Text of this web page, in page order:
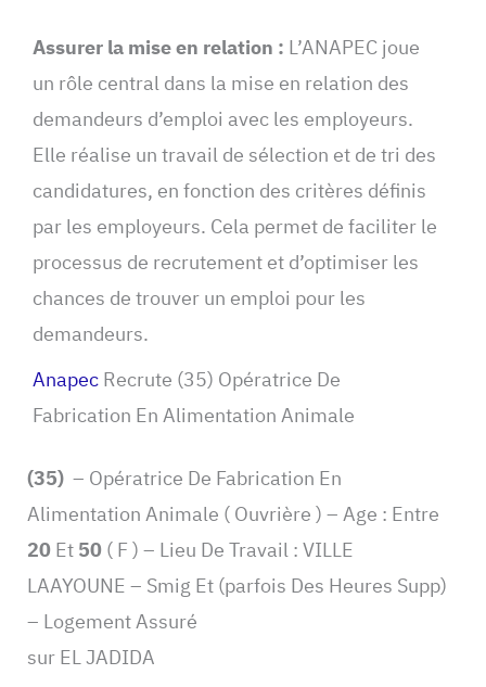
Assurer la mise en relation : L’ANAPEC joue
un rôle central dans la mise en relation des
demandeurs d’emploi avec les employeurs.
Elle réalise un travail de sélection et de tri des
candidatures, en fonction des critères définis
par les employeurs. Cela permet de faciliter le
processus de recrutement et d’optimiser les
chances de trouver un emploi pour les
demandeurs.
AnapecRecrute (35) Opératrice De
Fabrication En Alimentation Animale
(35) – Opératrice De Fabrication En
Alimentation Animale ( Ouvrière ) – Age : Entre
20Et50( F ) – Lieu De Travail : VILLE
LAAYOUNE – Smig Et (parfois Des Heures Supp)
– Logement Assuré
sur EL JADIDA